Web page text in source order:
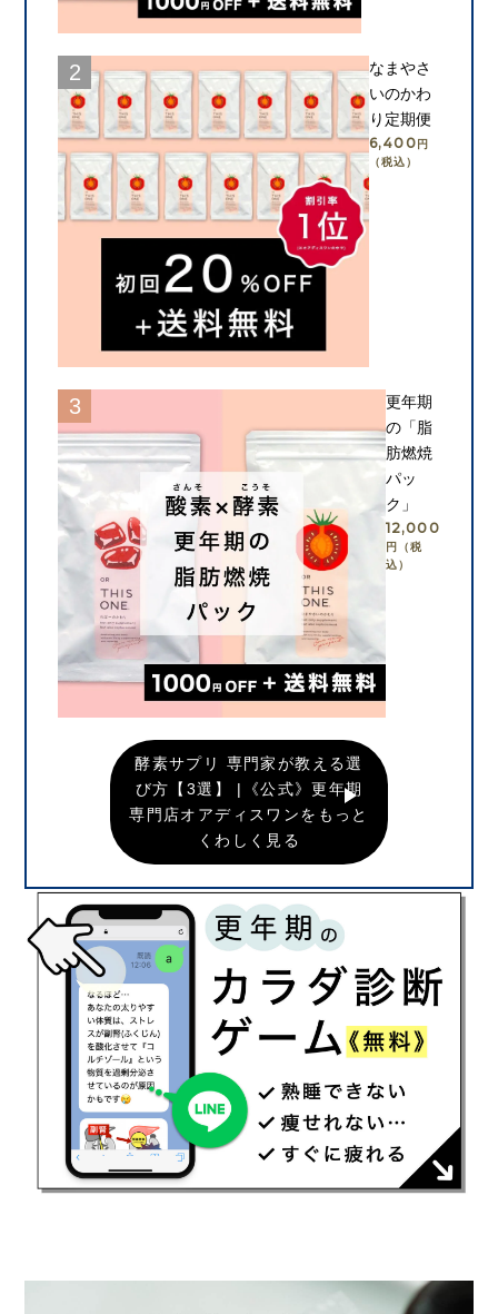
なまやさ
いのかわ
り定期便
6,400円
（税込）
カートに入れる
更年期
の「脂
肪燃焼
パッ
ク」
12,000
円（税
込）
カートに入れる
酵素サプリ 専門家が教える選
び方【3選】 |《公式》更年期
専門店オアディスワンをもっと
くわしく見る